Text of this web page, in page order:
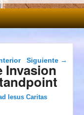
Navegación de
entradas
Siguiente →
Invasion
Iesus Caritas